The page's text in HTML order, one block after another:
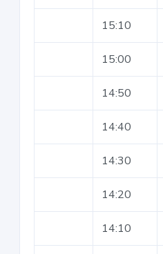
15:10
15:00
14:50
14:40
14:30
14:20
14:10